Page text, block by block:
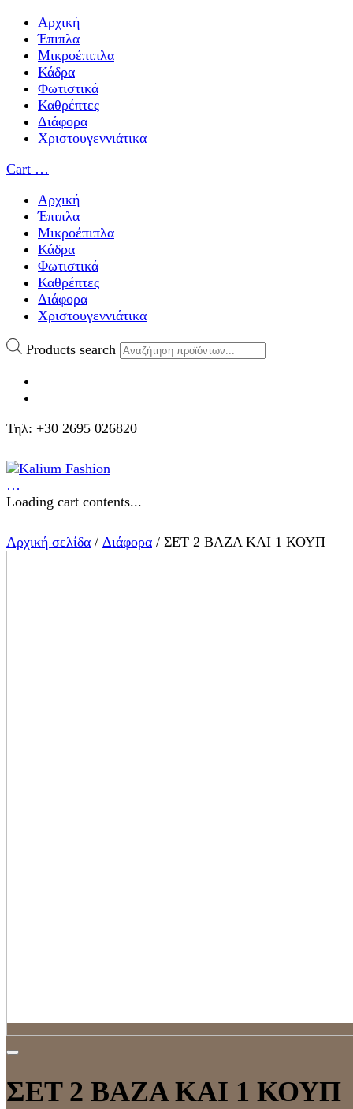
Αρχική
Έπιπλα
Μικροέπιπλα
Κάδρα
Φωτιστικά
Καθρέπτες
Διάφορα
Χριστουγεννιάτικα
Cart …
Αρχική
Έπιπλα
Μικροέπιπλα
Κάδρα
Φωτιστικά
Καθρέπτες
Διάφορα
Χριστουγεννιάτικα
Products search
Τηλ: +30 2695 026820
…
Loading cart contents...
Αρχική σελίδα / Διάφορα / ΣΕΤ 2 ΒΑΖΑ ΚΑΙ 1 ΚΟΥΠ
ΣΕΤ 2 ΒΑΖΑ ΚΑΙ 1 ΚΟΥΠ